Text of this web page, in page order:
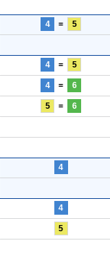
4 = 5
4 = 5
4 = 6
5 = 6
4
4
5